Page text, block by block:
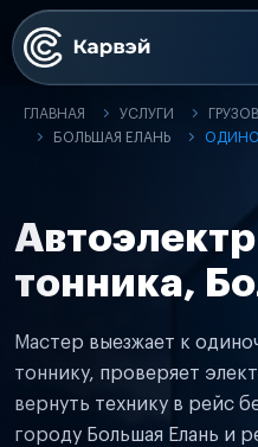
ГЛАВНАЯ УСЛУГИ
БОЛЬШАЯ ЕЛАНЬ
тонника,
Мастер выезжает к
тоннику, проверяет
вернуть технику в рейс
городу Большая Елань и